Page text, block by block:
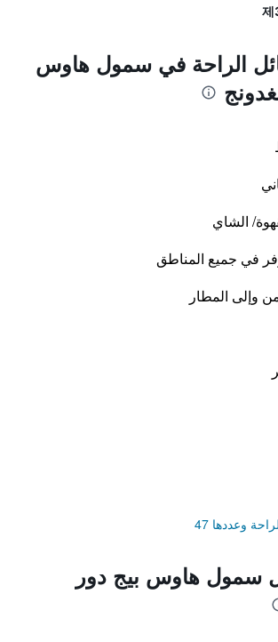
الراحة في سمول هاوس
الشاي
في جميع المناطق
وإلى المطار
وعددها 47
سمول هاوس بيج دور